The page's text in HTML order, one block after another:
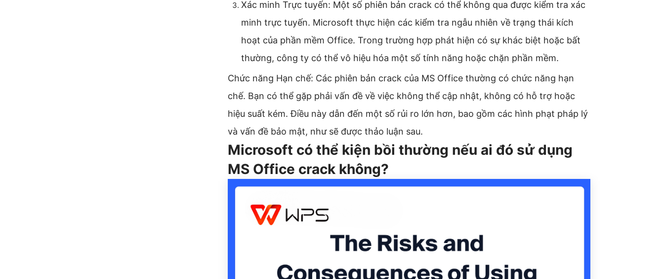
Xác minh Trực tuyến: Một số phiên bản crack có thể không qua được kiểm tra xác
minh trực tuyến. Microsoft thực hiện các kiểm tra ngẫu nhiên về trạng thái kích
hoạt của phần mềm Office. Trong trường hợp phát hiện có sự khác biệt hoặc bất
thường, công ty có thể vô hiệu hóa một số tính năng hoặc chặn phần mềm.
Chức năng Hạn chế: Các phiên bản crack của MS Office thường có chức năng hạn
chế. Bạn có thể gặp phải vấn đề về việc không thể cập nhật, không có hỗ trợ hoặc
hiệu suất kém. Điều này dẫn đến một số rủi ro lớn hơn, bao gồm các hình phạt pháp lý
và vấn đề bảo mật, như sẽ được thảo luận sau.
Microsoft có thể kiện bồi thường nếu ai đó sử dụng
MS Office crack không?